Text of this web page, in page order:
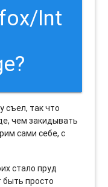
Int
съел, так что
чем закидывать
сами себе, с
стало пруд
быть просто